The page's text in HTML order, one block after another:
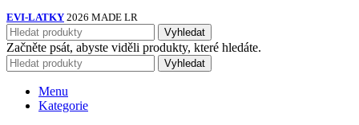
EVI-LATKY 2026 MADE LR
Vyhledat
Začněte psát, abyste viděli produkty, které hledáte.
Vyhledat
Menu
Kategorie